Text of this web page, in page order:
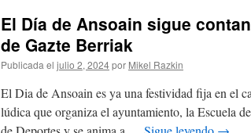
Equipos
de
la
Amistad
Beraun
Bera:
Disfrutando
El Día de Ansoain sigue
de Gazte Berriak
Publicada el julio 2, 2024por Mikel Razkin
El Dia de Ansoain es ya una festividad fija en el
lúdica que organiza el ayuntamiento, la Escuela